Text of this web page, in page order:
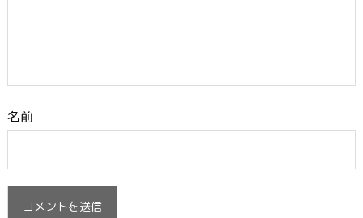
名前